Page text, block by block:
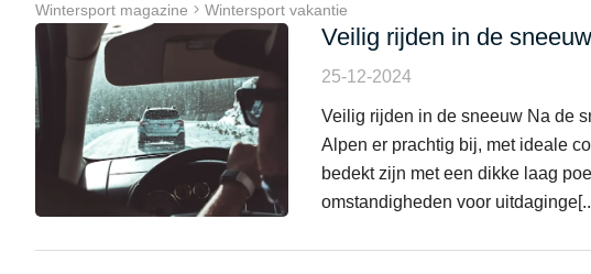
Wintersport magazine Wintersport vakantie
Veilig rijden in de sneeuw
25-12-2024
Veilig rijden in de sneeuw Na de
Alpen er prachtig bij, met ideale
bedekt zijn met een dikke laag
omstandigheden voor